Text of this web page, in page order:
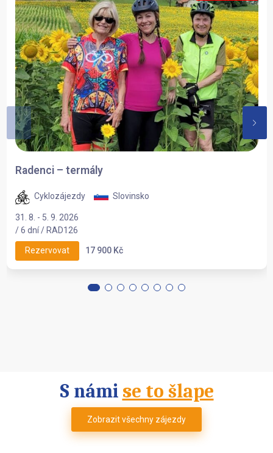
Radenci – termály
Cyklozájezdy Slovinsko
31. 8. - 5. 9. 2026
/ 6 dní / RAD126
Rezervovat 17 900 Kč
S námi se to šlape
Zobrazit všechny zájezdy